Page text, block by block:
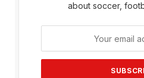
about soccer,